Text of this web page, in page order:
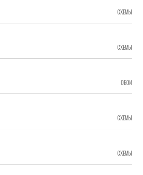
СХЕМЫ
СХЕМЫ
ОБОИ
СХЕМЫ
СХЕМЫ